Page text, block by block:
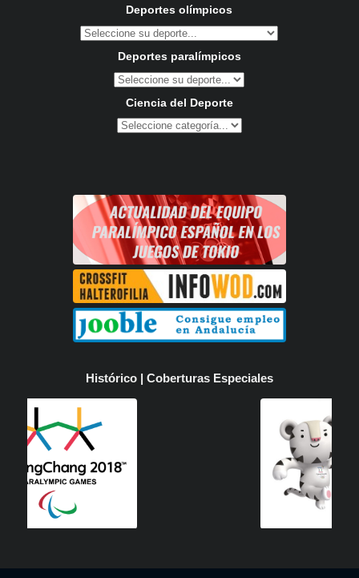
Deportes olímpicos
Deportes paralímpicos
Ciencia del Deporte
Histórico | Coberturas Especiales